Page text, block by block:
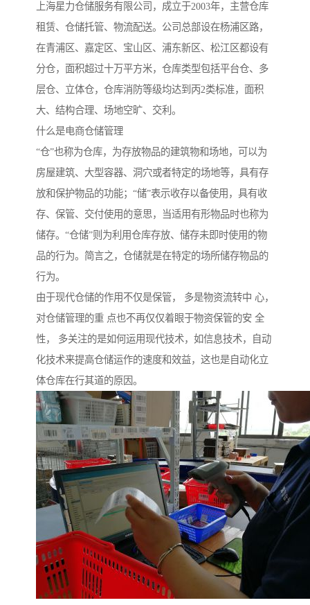
上海星力仓储服务有限公司，成立于2003年，主营仓库
租赁、仓储托管、物流配送。公司总部设在杨浦区路，
在青浦区、嘉定区、宝山区、浦东新区、松江区都设有
分仓，面积超过十万平方米，仓库类型包括平台仓、多
层仓、立体仓，仓库消防等级均达到丙2类标准，面积
大、结构合理、场地空旷、交利。
什么是电商仓储管理
“仓”也称为仓库，为存放物品的建筑物和场地，可以为
房屋建筑、大型容器、洞穴或者特定的场地等，具有存
放和保护物品的功能；“储”表示收存以备使用，具有收
存、保管、交付使用的意思，当适用有形物品时也称为
储存。“仓储”则为利用仓库存放、储存未即时使用的物
品的行为。简言之，仓储就是在特定的场所储存物品的
行为。
由于现代仓储的作用不仅是保管， 多是物资流转中 心，
对仓储管理的重 点也不再仅仅着眼于物资保管的安 全
性， 多关注的是如何运用现代技术，如信息技术，自动
化技术来提高仓储运作的速度和效益，这也是自动化立
体仓库在行其道的原因。